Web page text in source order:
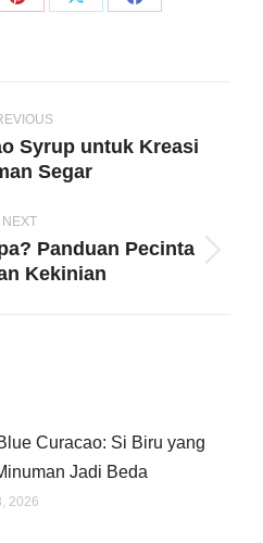
Share
Share
Share
Previous
Syrup untuk Kreasi
Segar
NEXT
Next
Panduan Pecinta
Kekinian
Curacao: Si Biru yang
Jadi Beda
2026